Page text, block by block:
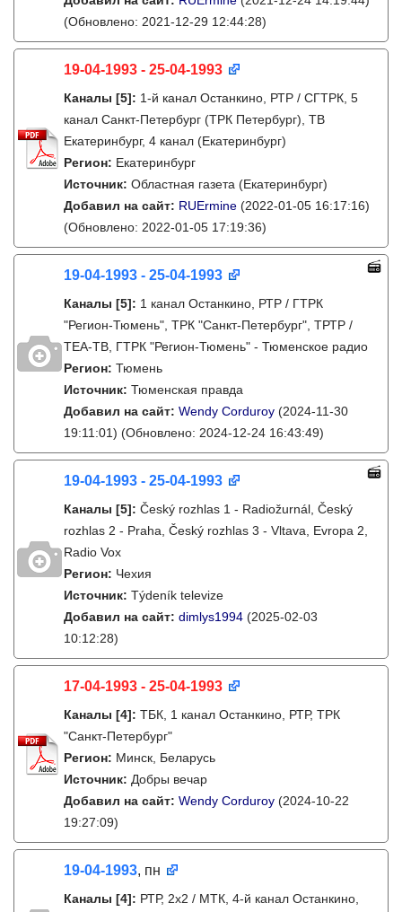
(Обновлено: 2021-12-29 12:44:28)
19-04-1993 - 25-04-1993
Каналы [5]: 1-й канал Останкино, РТР / СГТРК, 5
канал Санкт-Петербург (ТРК Петербург), ТВ
Екатеринбург, 4 канал (Екатеринбург)
Регион: Екатеринбург
Источник: Областная газета (Екатеринбург)
Добавил на сайт: RUErmine (2022-01-05 16:17:16)
(Обновлено: 2022-01-05 17:19:36)
19-04-1993 - 25-04-1993
Каналы [5]: 1 канал Останкино, РТР / ГТРК
"Регион-Тюмень", ТРК "Санкт-Петербург", ТРТР /
ТЕА-ТВ, ГТРК "Регион-Тюмень" - Тюменское радио
Регион: Тюмень
Источник: Тюменская правда
Добавил на сайт: Wendy Corduroy (2024-11-30
19:11:01) (Обновлено: 2024-12-24 16:43:49)
19-04-1993 - 25-04-1993
Каналы [5]: Český rozhlas 1 - Radiožurnál, Český
rozhlas 2 - Praha, Český rozhlas 3 - Vltava, Evropa 2,
Radio Vox
Регион: Чехия
Источник: Týdeník televize
Добавил на сайт: dimlys1994 (2025-02-03
10:12:28)
17-04-1993 - 25-04-1993
Каналы [4]: ТБК, 1 канал Останкино, РТР, ТРК
"Санкт-Петербург"
Регион: Минск, Беларусь
Источник: Добры вечар
Добавил на сайт: Wendy Corduroy (2024-10-22
19:27:09)
19-04-1993, пн
Каналы [4]: РТР, 2х2 / МТК, 4-й канал Останкино,